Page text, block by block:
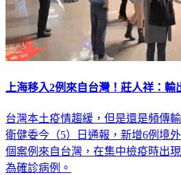
上海移入2例來自台灣！莊人祥：
台灣本土疫情趨緩，但是還是頻傳
衛健委今（5）日通報，新增6例境
個案例來自台灣，在集中檢疫時出
為確診病例。